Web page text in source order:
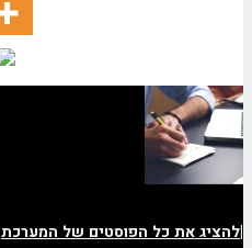
|להציג את כל הפוסטים של המערכת